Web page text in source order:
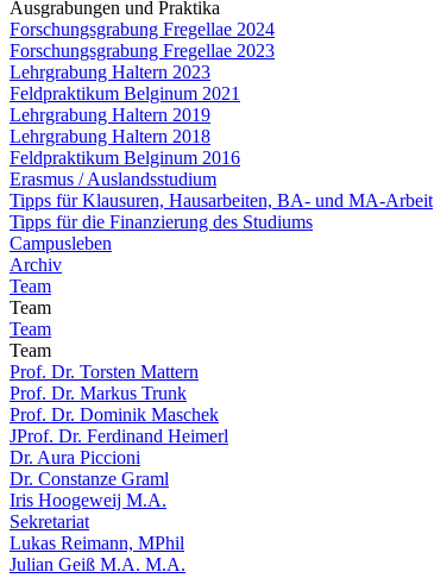
Ausgrabungen und Praktika
Forschungsgrabung Fregellae 2024
Forschungsgrabung Fregellae 2023
Lehrgrabung Haltern 2023
Feldpraktikum Belginum 2021
Lehrgrabung Haltern 2019
Lehrgrabung Haltern 2018
Feldpraktikum Belginum 2016
Erasmus / Auslandsstudium
Tipps für Klausuren, Hausarbeiten, BA- und MA-Arbeit
Tipps für die Finanzierung des Studiums
Campusleben
Archiv
Team
Team
Team
Team
Prof. Dr. Torsten Mattern
Prof. Dr. Markus Trunk
Prof. Dr. Dominik Maschek
JProf. Dr. Ferdinand Heimerl
Dr. Aura Piccioni
Dr. Constanze Graml
Iris Hoogeweij M.A.
Sekretariat
Lukas Reimann, MPhil
Julian Geiß M.A. M.A.